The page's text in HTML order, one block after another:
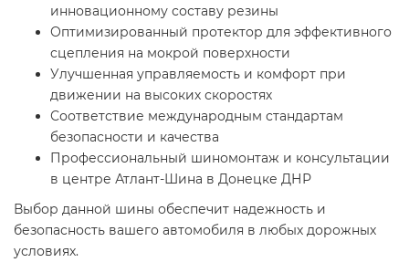
инновационному составу резины
Оптимизированный протектор для эффективного
сцепления на мокрой поверхности
Улучшенная управляемость и комфорт при
движении на высоких скоростях
Соответствие международным стандартам
безопасности и качества
Профессиональный шиномонтаж и консультации
в центре Атлант-Шина в Донецке ДНР
Выбор данной шины обеспечит надежность и
безопасность вашего автомобиля в любых дорожных
условиях.